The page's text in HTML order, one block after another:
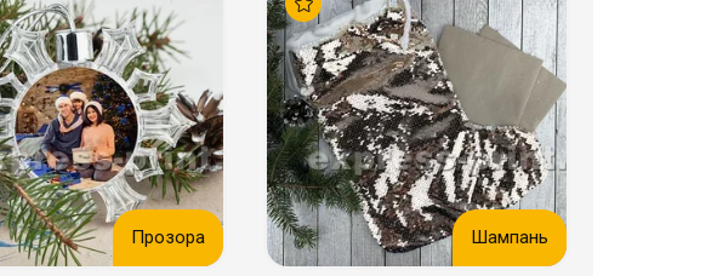
Прозора Шампань